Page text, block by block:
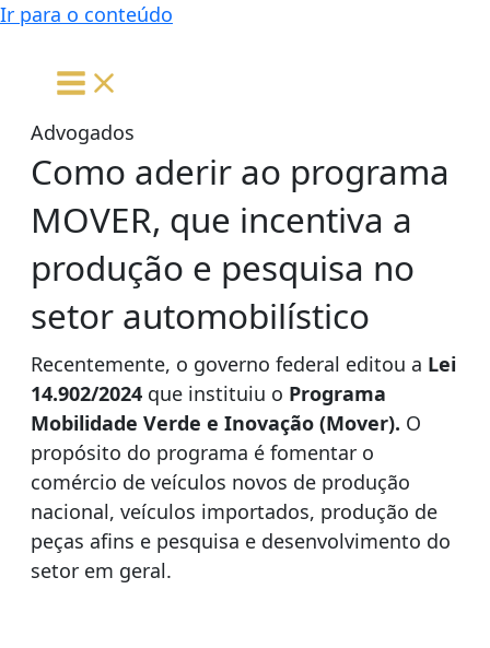
Ir para o conteúdo
Como aderir ao programa
MOVER, que incentiva a
produção e pesquisa no
setor automobilístico
Recentemente, o governo federal editou a Lei
14.902/2024que instituiu o Programa
Mobilidade Verde e Inovação (Mover). O
propósito do programa é fomentar o
comércio de veículos novos de produção
nacional, veículos importados, produção de
peças afins e pesquisa e desenvolvimento do
setor em geral.